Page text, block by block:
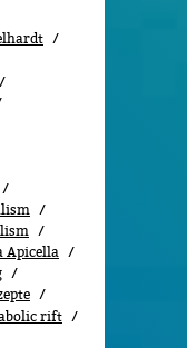
Apicella
rift